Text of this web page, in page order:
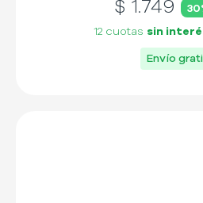
$ 1.749 30
12 cuotas sin
Envío